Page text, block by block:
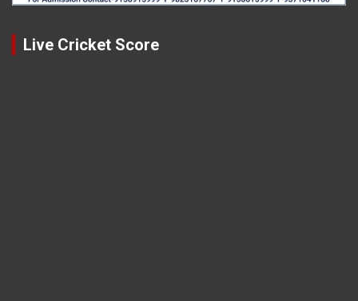
Live Cricket Score